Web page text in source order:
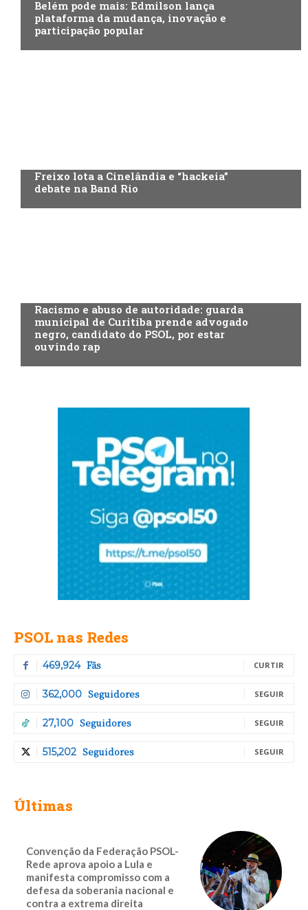
Belém pode mais: Edmilson lança
plataforma da mudança, inovação e
participação popular
Freixo lota a Cinelândia e “hackeia”
debate na Band Rio
Racismo e abuso de autoridade: guarda
municipal de Curitiba prende advogado
negro, candidato do PSOL, por estar
ouvindo rap
PSOL nas Redes
469,924 Fãs CURTIR
362,000 Seguidores SEGUIR
27,100 Seguidores SEGUIR
515,202 Seguidores SEGUIR
Últimas
Convenção da Federação PSOL-
Rede aprova apoio a Lula e
manifesta compromisso com a
defesa da soberania nacional e
contra a extrema direita